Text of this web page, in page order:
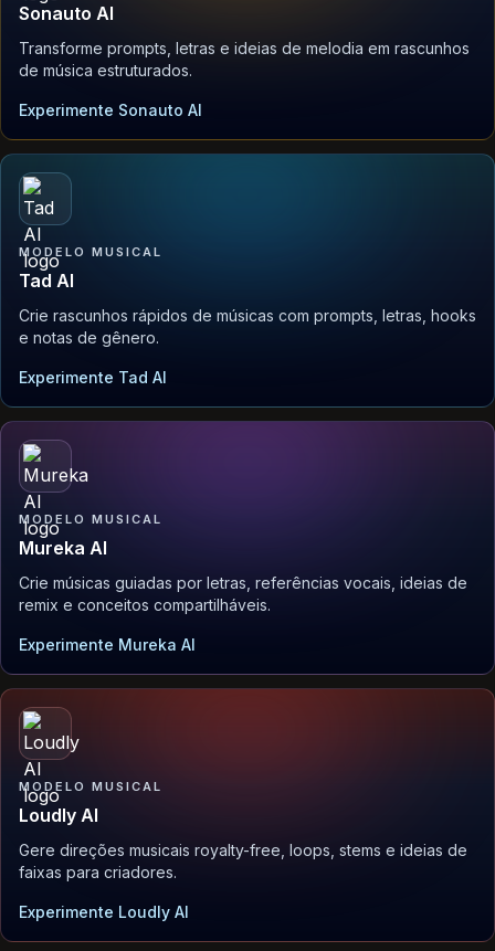
Sonauto AI
Transforme prompts, letras e ideias de melodia em rascunhos
de música estruturados.
Experimente Sonauto AI
MODELO MUSICAL
Tad AI
Crie rascunhos rápidos de músicas com prompts, letras, hooks
e notas de gênero.
Experimente Tad AI
MODELO MUSICAL
Mureka AI
Crie músicas guiadas por letras, referências vocais, ideias de
remix e conceitos compartilháveis.
Experimente Mureka AI
MODELO MUSICAL
Loudly AI
Gere direções musicais royalty-free, loops, stems e ideias de
faixas para criadores.
Experimente Loudly AI